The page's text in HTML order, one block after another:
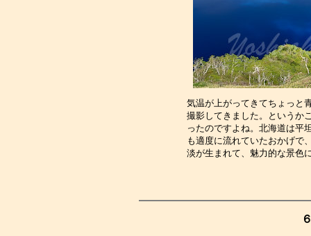
気温が上がってきてちょっと
撮影してきました。というか
ったのですよね。北海道は平
も適度に流れていたおかげで
淡が生まれて、魅